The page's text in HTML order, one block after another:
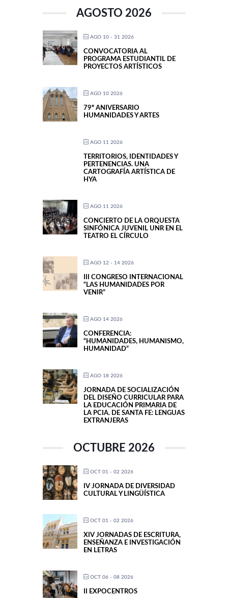
AGOSTO 2026
AGO 10 - 31 2026
CONVOCATORIA AL
PROGRAMA ESTUDIANTIL DE
PROYECTOS ARTÍSTICOS
AGO 10 2026
79º ANIVERSARIO
HUMANIDADES Y ARTES
AGO 11 2026
TERRITORIOS, IDENTIDADES Y
PERTENENCIAS. UNA
CARTOGRAFÍA ARTÍSTICA DE
HYA
AGO 11 2026
CONCIERTO DE LA ORQUESTA
SINFÓNICA JUVENIL UNR EN EL
TEATRO EL CÍRCULO
AGO 12 - 14 2026
III CONGRESO INTERNACIONAL
“LAS HUMANIDADES POR
VENIR”
AGO 14 2026
CONFERENCIA:
“HUMANIDADES, HUMANISMO,
HUMANIDAD”
AGO 18 2026
JORNADA DE SOCIALIZACIÓN
DEL DISEÑO CURRICULAR PARA
LA EDUCACIÓN PRIMARIA DE
LA PCIA. DE SANTA FE: LENGUAS
EXTRANJERAS
OCTUBRE 2026
OCT 01 - 02 2026
IV JORNADA DE DIVERSIDAD
CULTURAL Y LINGÜÍSTICA
OCT 01 - 02 2026
XIV JORNADAS DE ESCRITURA,
ENSEÑANZA E INVESTIGACIÓN
EN LETRAS
OCT 06 - 08 2026
II EXPOCENTROS